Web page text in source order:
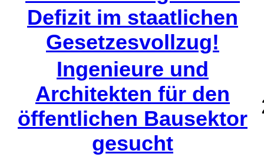
Defizit im staatlichen
Gesetzesvollzug!
Ingenieure und
Architekten für den
öffentlichen Bausektor
gesucht